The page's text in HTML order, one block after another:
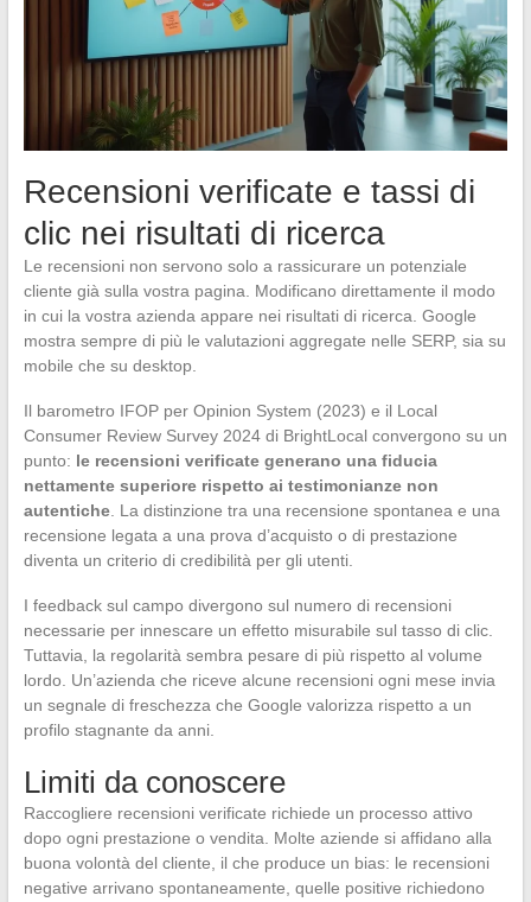
Recensioni verificate e tassi di
clic nei risultati di ricerca
Le recensioni non servono solo a rassicurare un potenziale
cliente già sulla vostra pagina. Modificano direttamente il modo
in cui la vostra azienda appare nei risultati di ricerca. Google
mostra sempre di più le valutazioni aggregate nelle SERP, sia su
mobile che su desktop.
Il barometro IFOP per Opinion System (2023) e il Local
Consumer Review Survey 2024 di BrightLocal convergono su un
punto: le recensioni verificate generano una fiducia
nettamente superiore rispetto ai testimonianze non
autentiche. La distinzione tra una recensione spontanea e una
recensione legata a una prova d’acquisto o di prestazione
diventa un criterio di credibilità per gli utenti.
I feedback sul campo divergono sul numero di recensioni
necessarie per innescare un effetto misurabile sul tasso di clic.
Tuttavia, la regolarità sembra pesare di più rispetto al volume
lordo. Un’azienda che riceve alcune recensioni ogni mese invia
un segnale di freschezza che Google valorizza rispetto a un
profilo stagnante da anni.
Limiti da conoscere
Raccogliere recensioni verificate richiede un processo attivo
dopo ogni prestazione o vendita. Molte aziende si affidano alla
buona volontà del cliente, il che produce un bias: le recensioni
negative arrivano spontaneamente, quelle positive richiedono